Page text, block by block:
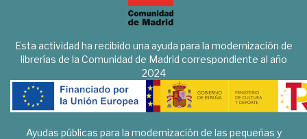
Esta actividad ha recibido una ayuda para la modernización de
librerías de la Comunidad de Madrid correspondiente al año
2024
Ayudas públicas para la modernización de las pequeñas y